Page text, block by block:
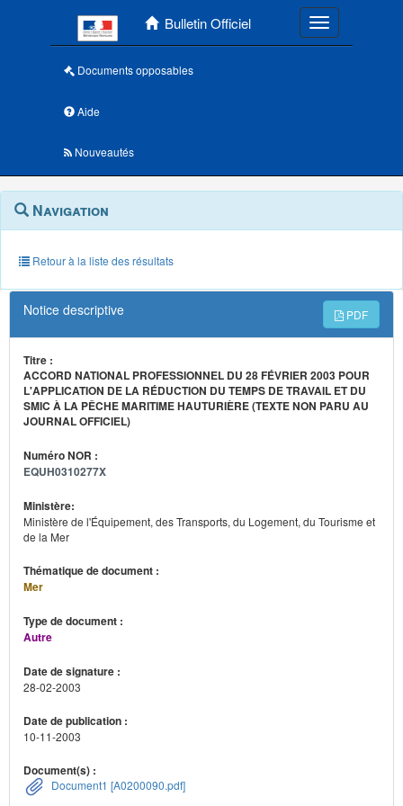
Bulletin Officiel Toggle
Documents opposables
Aide
Nouveautés
Navigation
outils
annexes
Menu
contextuel
Navigation
Retour à la liste des résultats
Notice descriptive PDF
Titre :
ACCORD NATIONAL PROFESSIONNEL DU 28 FÉVRIER 2003 POUR
L'APPLICATION DE LA RÉDUCTION DU TEMPS DE TRAVAIL ET DU
SMIC À LA PÊCHE MARITIME HAUTURIÈRE (TEXTE NON PARU AU
JOURNAL OFFICIEL)
Numéro NOR :
EQUH0310277X
Ministère:
Ministère de l'Équipement, des Transports, du Logement, du Tourisme et
de la Mer
Thématique de document :
Mer
Type de document :
Autre
Date de signature :
28-02-2003
Date de publication :
10-11-2003
Document(s) :
Document1 [A0200090.pdf]